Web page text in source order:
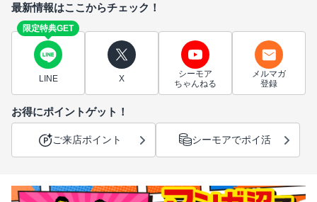
最新情報はここからチェック！
限定特典GET
LINE X
シーモア
ちゃんねる
メルマガ
登録
お得にポイントゲット！
ご来店ポイント シーモアでポイ活